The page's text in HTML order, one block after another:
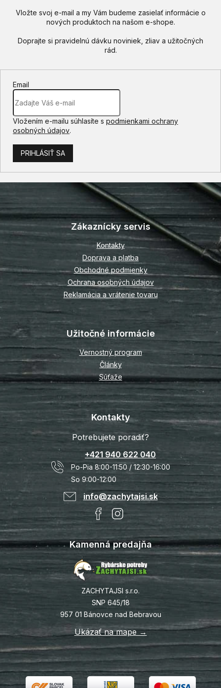
Vložte svoj e-mail a my Vám budeme zasielať informácie o
nových produktoch na našom e-shope.
Email
Vložením e-mailu súhlasíte s podmienkami ochrany
osobných údajov.
PRIHLÁSIŤ SA
Z
á
p
ä
e
Zákaznícky servis
Kontakty
Doprava a platba
Obchodné podmienky
Ochrana osobných údajov
Reklamácia a vrátenie tovaru
Užitočné informácie
Vernostný program
Články
Súťaže
Kontakty
Potrebujete poradiť?
+421 940 622 040
Po-Pia 8:00-11:50 / 12:30-16:00
So 9:00-12:00
info@zachytajsi.sk
Kamenná predajňa
ZACHYTAJSI s.r.o.
SNP 645/18
957 01 Bánovce nad Bebravou
Ukázať na mape →